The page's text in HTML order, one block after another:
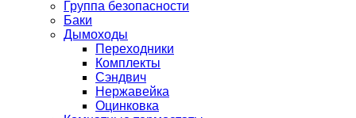
Группа безопасности
Баки
Дымоходы
Переходники
Комплекты
Сэндвич
Нержавейка
Оцинковка